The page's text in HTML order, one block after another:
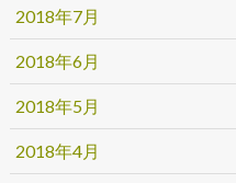
2018年7月
2018年6月
2018年5月
2018年4月